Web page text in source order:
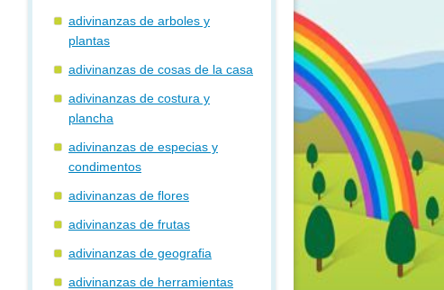
adivinanzas de arboles y
plantas
adivinanzas de cosas de la casa
adivinanzas de costura y
plancha
adivinanzas de especias y
condimentos
adivinanzas de flores
adivinanzas de frutas
adivinanzas de geografia
adivinanzas de herramientas